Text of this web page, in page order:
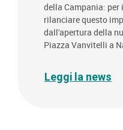
della Campania: per
rilanciare questo
dall'apertura della
Piazza Vanvitelli a
Leggi la news